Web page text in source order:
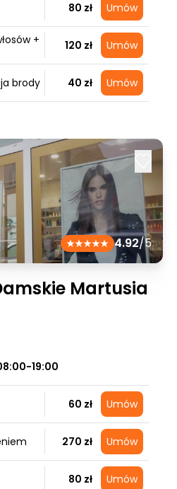
80 zł Umów
+
120 zł Umów
brody 40 zł Umów
4.92/5
Martusia
19:00
60 zł Umów
270 zł Umów
80 zł Umów